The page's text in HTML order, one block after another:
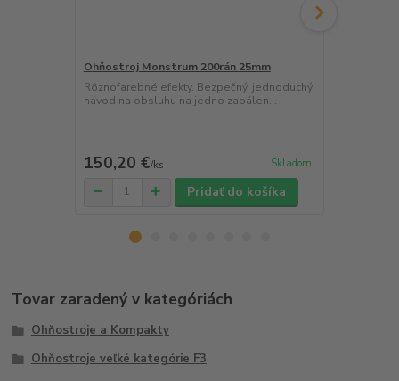
Ohňostroj Monstrum 200rán 25mm
Rôznofarebné efekty. Bezpečný, jednoduchý
návod na obsluhu na jedno zapálen...
150,20 €/ks Skladom
Pridať do košíka
Tovar zaradený v kategóriách
Ohňostroje a Kompakty
Ohňostroje veľké kategórie F3